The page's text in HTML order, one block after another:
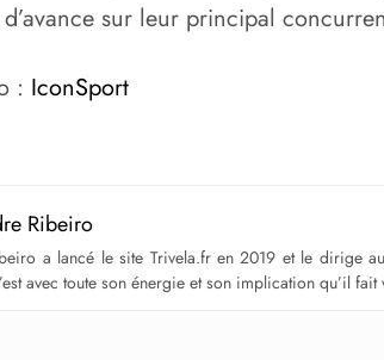
sur leur principal
: IconSport
Ribeiro
a lancé le site Trivela.fr en 2019 et le dirige
avec toute son énergie et son implication qu’il